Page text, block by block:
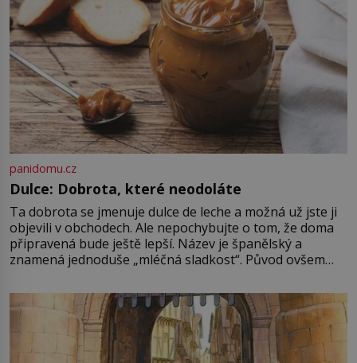
První […]
panidomu.cz
Dulce: Dobrota, které neodoláte
Ta dobrota se jmenuje dulce de leche a možná už jste ji
objevili v obchodech. Ale nepochybujte o tom, že doma
připravená bude ještě lepší. Název je španělský a
znamená jednoduše „mléčná sladkost“. Původ ovšem
pře hned několik latinskoamerických zemí a k tomu
Francie, kde se traduje,